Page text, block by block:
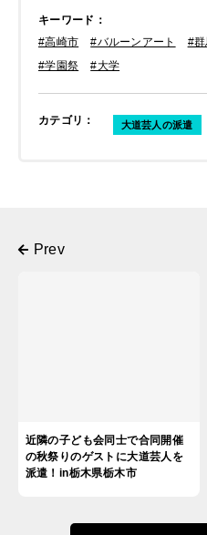
キーワード ：
#高崎市
#バルーンアート #
#学園祭
#大学
カテゴリ ： 大道芸人の派遣
近隣の子ども会同士で合同開催
の秋祭りのゲストに大道芸人を
派遣！in栃木県栃木市